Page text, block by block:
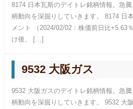
8174 日本瓦斯のデイトレ銘柄情報。急
柄動向を深掘りしていきます。 8174 日
メント （2024/02/02：株価前日比+5.63
け後、 […]
9532 大阪ガス
9532 大阪ガスのデイトレ銘柄情報。急
柄動向を深掘りしていきます。 9532 大